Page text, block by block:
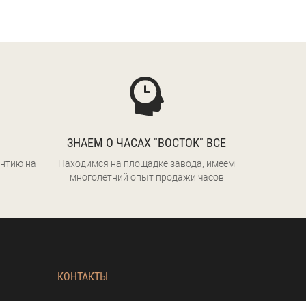
на
ЗНАЕМ О ЧАСАХ "ВОСТОК" ВСЕ
Находимся на площадке завода, имеем
многолетний опыт продажи часов
КОНТАКТЫ